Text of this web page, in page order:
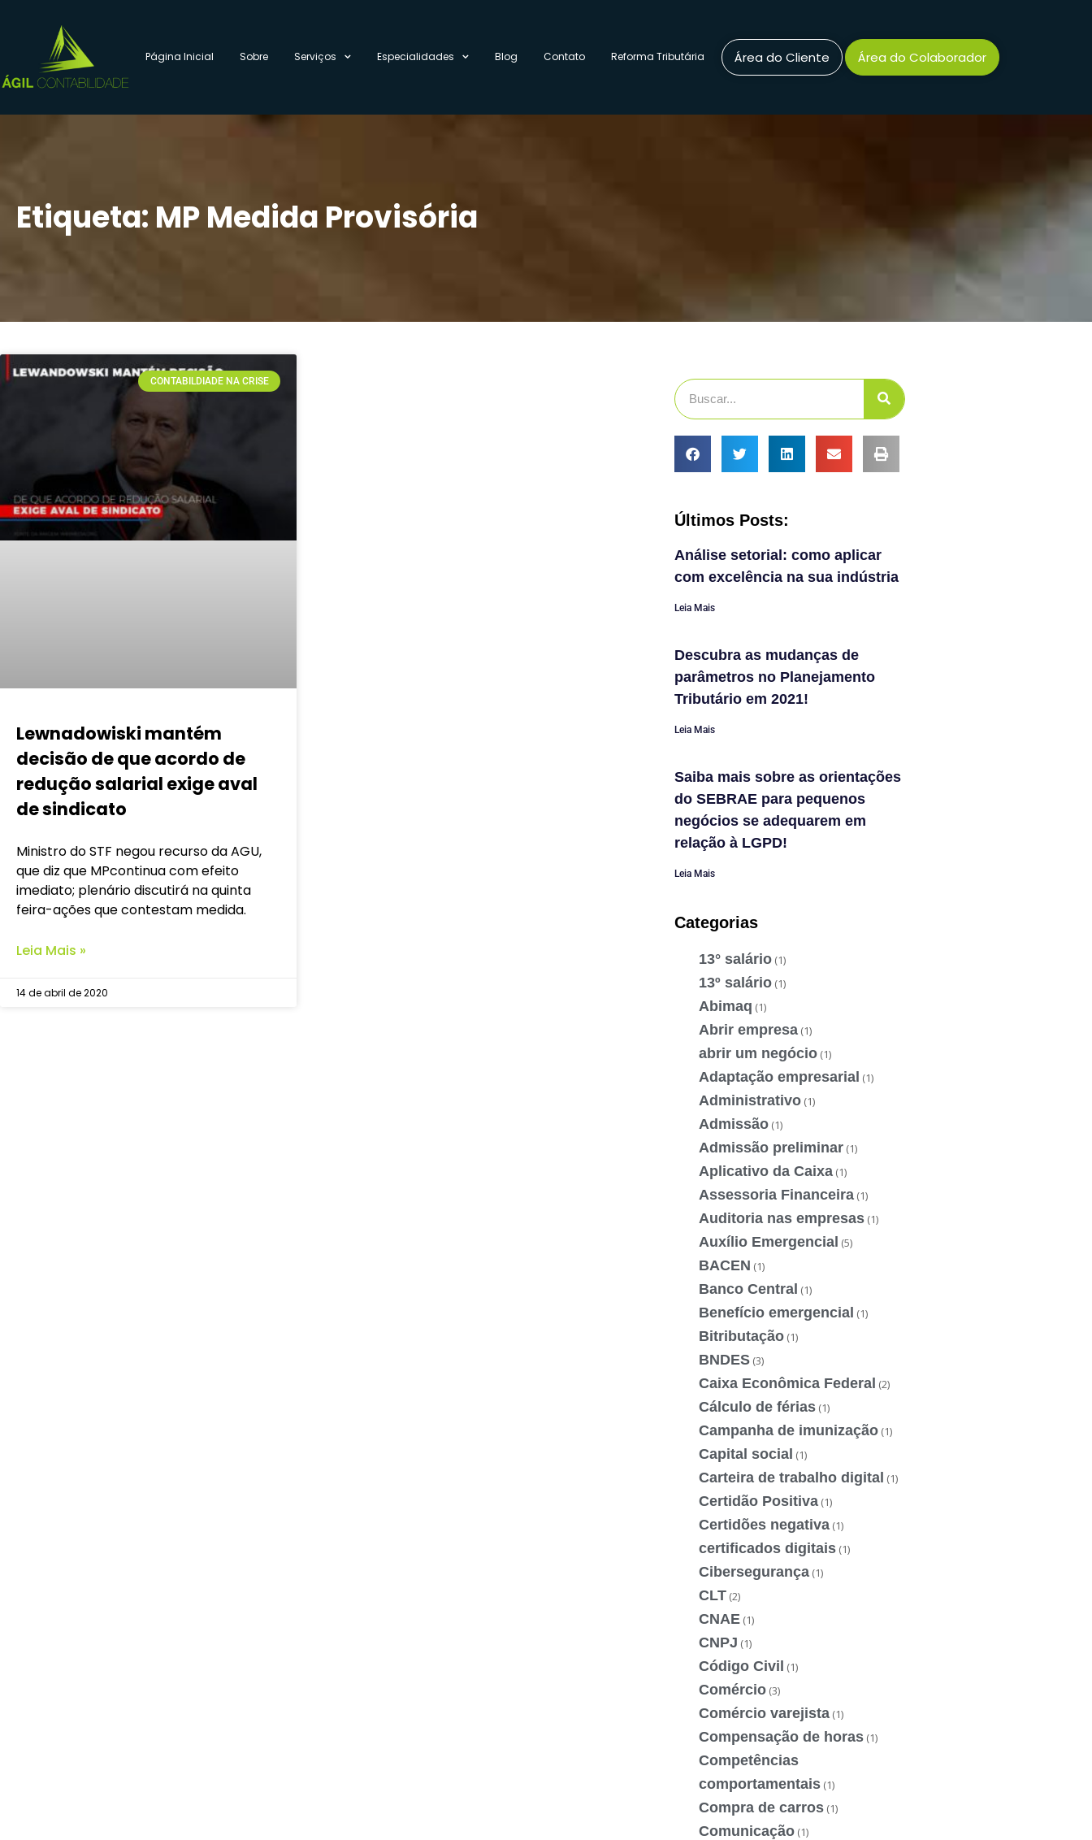
Página Inicial Sobre Serviços Especialidades Blog Contato Reforma Tributária Área do Cliente Área do Colaborador
Etiqueta: MP Medida Provisória
CONTABILDIADE NA CRISE
Lewnadowiski mantém
decisão de que acordo de
redução salarial exige aval
de sindicato
Ministro do STF negou recurso da AGU,
que diz que MPcontinua com efeito
imediato; plenário discutirá na quinta
feira-ações que contestam medida.
Leia Mais »
14 de abril de 2020
Últimos Posts:
Análise setorial: como aplicar
com excelência na sua indústria
Leia Mais
Descubra as mudanças de
parâmetros no Planejamento
Tributário em 2021!
Leia Mais
Saiba mais sobre as orientações
do SEBRAE para pequenos
negócios se adequarem em
relação à LGPD!
Leia Mais
Categorias
13° salário (1)
13º salário (1)
Abimaq (1)
Abrir empresa (1)
abrir um negócio (1)
Adaptação empresarial (1)
Administrativo (1)
Admissão (1)
Admissão preliminar (1)
Aplicativo da Caixa (1)
Assessoria Financeira (1)
Auditoria nas empresas (1)
Auxílio Emergencial (5)
BACEN (1)
Banco Central (1)
Benefício emergencial (1)
Bitributação (1)
BNDES (3)
Caixa Econômica Federal (2)
Cálculo de férias (1)
Campanha de imunização (1)
Capital social (1)
Carteira de trabalho digital (1)
Certidão Positiva (1)
Certidões negativa (1)
certificados digitais (1)
Cibersegurança (1)
CLT (2)
CNAE (1)
CNPJ (1)
Código Civil (1)
Comércio (3)
Comércio varejista (1)
Compensação de horas (1)
Competências
comportamentais (1)
Compra de carros (1)
Comunicação (1)